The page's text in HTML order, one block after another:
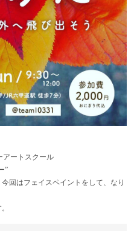
ートスクール
”
回はフェイスペイントをして、なり